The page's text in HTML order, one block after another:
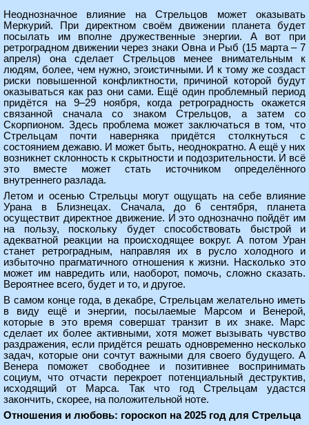
Неоднозначное влияние на Стрельцов может оказывать
Меркурий. При директном своём движении планета будет
посылать им вполне дружественные энергии. А вот при
ретроградном движении через знаки Овна и Рыб (15 марта – 7
апреля) она сделает Стрельцов менее внимательным к
людям, более, чем нужно, эгоистичными. И к тому же создаст
риски повышенной конфликтности, причиной которой будут
оказываться как раз они сами. Ещё один проблемный период
придётся на 9–29 ноября, когда ретроградность окажется
связанной сначала со знаком Стрельцов, а затем со
Скорпионом. Здесь проблема может заключаться в том, что
Стрельцам почти наверняка придётся столкнуться с
состоянием дежавю. И может быть, неоднократно. А ещё у них
возникнет склонность к скрытности и подозрительности. И всё
это вместе может стать источником определённого
внутреннего разлада.
Летом и осенью Стрельцы могут ощущать на себе влияние
Урана в Близнецах. Сначала, до 6 сентября, планета
осуществит директное движение. И это однозначно пойдёт им
на пользу, поскольку будет способствовать быстрой и
адекватной реакции на происходящее вокруг. А потом Уран
станет ретроградным, направляя их в русло холодного и
избыточно прагматичного отношения к жизни. Насколько это
может им навредить или, наоборот, помочь, сложно сказать.
Вероятнее всего, будет и то, и другое.
В самом конце года, в декабре, Стрельцам желательно иметь
в виду ещё и энергии, посылаемые Марсом и Венерой,
которые в это время совершат транзит в их знаке. Марс
сделает их более активными, хотя может вызывать чувство
раздражения, если придётся решать одновременно несколько
задач, которые они сочтут важными для своего будущего. А
Венера поможет свободнее и позитивнее воспринимать
социум, что отчасти перекроет потенциальный деструктив,
исходящий от Марса. Так что год Стрельцам удастся
закончить, скорее, на положительной ноте.
Отношения и любовь: гороскоп на 2025 год для Стрельца